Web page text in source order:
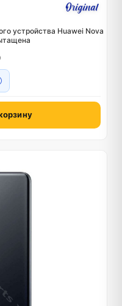
устройства Huawei Nova